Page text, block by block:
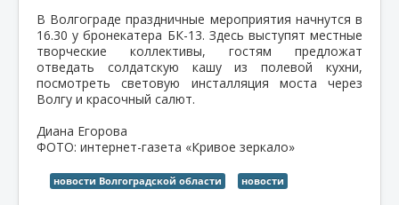
В Волгограде праздничные мероприятия начнутся в
16.30 у бронекатера БК-13. Здесь выступят местные
творческие коллективы, гостям предложат
отведать солдатскую кашу из полевой кухни,
посмотреть световую инсталляция моста через
Волгу и красочный салют.
Диана Егорова
ФОТО: интернет-газета «Кривое зеркало»
новости Волгоградской области новости